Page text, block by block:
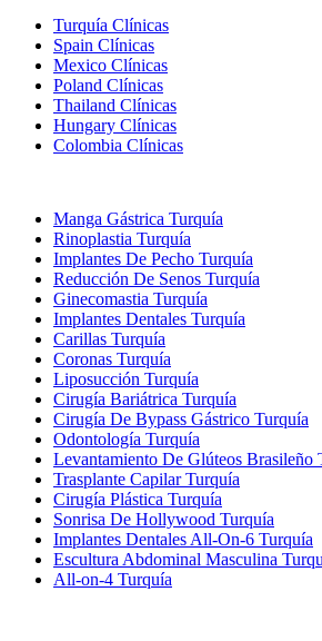
Turquía Clínicas
Spain Clínicas
Mexico Clínicas
Poland Clínicas
Thailand Clínicas
Hungary Clínicas
Colombia Clínicas
Manga Gástrica Turquía
Rinoplastia Turquía
Implantes De Pecho Turquía
Reducción De Senos Turquía
Ginecomastia Turquía
Implantes Dentales Turquía
Carillas Turquía
Coronas Turquía
Liposucción Turquía
Cirugía Bariátrica Turquía
Cirugía De Bypass Gástrico Turquía
Odontología Turquía
Levantamiento De Glúteos Brasileño
Trasplante Capilar Turquía
Cirugía Plástica Turquía
Sonrisa De Hollywood Turquía
Implantes Dentales All-On-6 Turquía
Escultura Abdominal Masculina
All-on-4 Turquía